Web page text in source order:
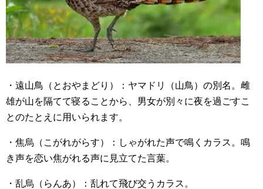
・遠山鳥（とおやまどり）：ヤマドリ（山鳥）の別名。雌
雄が山を隔てて寝ることから、男女が別々に夜を過ごすこ
とのたとえに用いられます。
・焦烏（こがれがらす）：しゃがれた声で鳴くカラス。鳴
き声を恋い焦がれる声に見立てた言葉。
・乱烏（らんあ）：乱れて飛び交うカラス。